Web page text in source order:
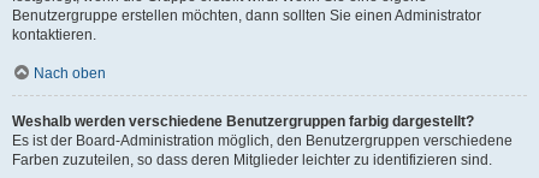
Benutzergruppe erstellen möchten, dann sollten Sie einen Administrator
kontaktieren.
Nach oben
Weshalb werden verschiedene Benutzergruppen farbig dargestellt?
Es ist der Board-Administration möglich, den Benutzergruppen verschiedene
Farben zuzuteilen, so dass deren Mitglieder leichter zu identifizieren sind.